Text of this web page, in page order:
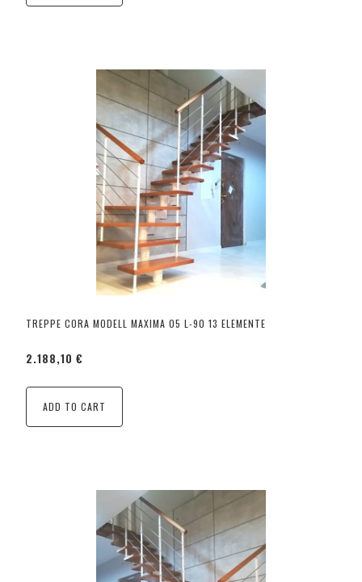
TREPPE CORA MODELL MAXIMA 05 L-90 13 ELEMENTE
2.188,10 €
ADD TO CART